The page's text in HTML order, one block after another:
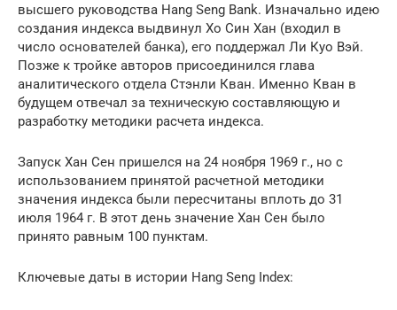
высшего руководства Hang Seng Bank. Изначально идею
создания индекса выдвинул Хо Син Хан (входил в
число основателей банка), его поддержал Ли Куо Вэй.
Позже к тройке авторов присоединился глава
аналитического отдела Стэнли Кван. Именно Кван в
будущем отвечал за техническую составляющую и
разработку методики расчета индекса.
Запуск Хан Сен пришелся на 24 ноября 1969 г., но с
использованием принятой расчетной методики
значения индекса были пересчитаны вплоть до 31
июля 1964 г. В этот день значение Хан Сен было
принято равным 100 пунктам.
Ключевые даты в истории Hang Seng Index: